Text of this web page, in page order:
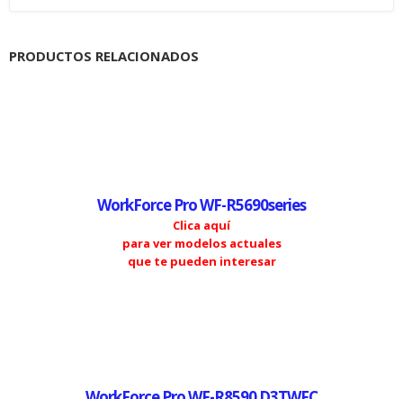
PRODUCTOS RELACIONADOS
WorkForce Pro WF-R5690series
Clica aquí
para ver modelos actuales
que te pueden interesar